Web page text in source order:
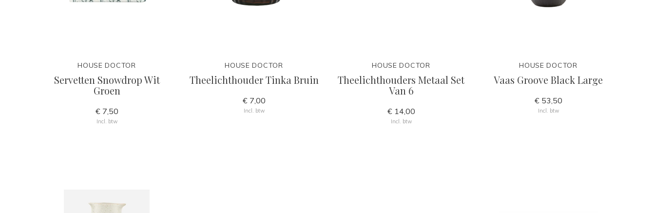
HOUSE DOCTOR
Servetten Snowdrop Wit
Groen
€ 7,50
Incl. btw
HOUSE DOCTOR
Theelichthouder Tinka Bruin
€ 7,00
Incl. btw
HOUSE DOCTOR
Theelichthouders Metaal Set
Van 6
€ 14,00
Incl. btw
HOUSE DOCTOR
Vaas Groove Black Large
€ 53,50
Incl. btw